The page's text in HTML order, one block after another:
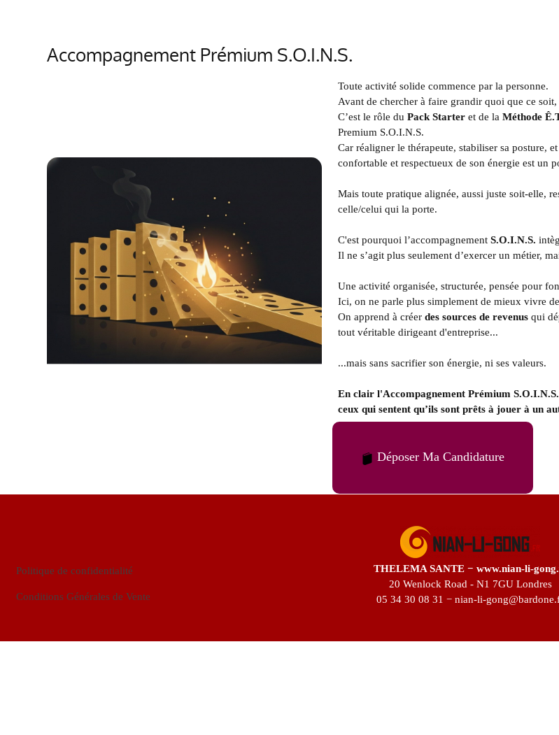
Accompagnement Prémium S.O.I.N.S.
Toute activité solide commence par la personne.
Avant de chercher à faire grandir quoi que ce
C’est le rôle du Pack Starteret de la Méthode
Premium S.O.I.N.S.
Car réaligner le thérapeute, stabiliser sa posture,
confortable et respectueux de son énergie est un
Mais toute pratique alignée, aussi juste soit-elle,
celle/celui qui la porte.
C'est pourquoi l’accompagnement S.O.I.N.S.
Il ne s’agit plus seulement d’exercer un métier,
Une activité organisée, structurée, pensée pour
Ici, on ne parle plus simplement de mieux vivre
On apprend à créer des sources de revenus qui
tout véritable dirigeant d'entreprise...
...mais sans sacrifier son énergie, ni ses valeurs.
En clair l'Accompagnement Prémium
ceux qui sentent qu’ils sont prêts à jouer à un
Déposer Ma Candidature
Politique de confidentialité
Conditions Générales de Vente
THELEMA SANTE − www.nian-li-
20 Wenlock Road - N1 7GU Londres
05 34 30 08 31 − nian-li-